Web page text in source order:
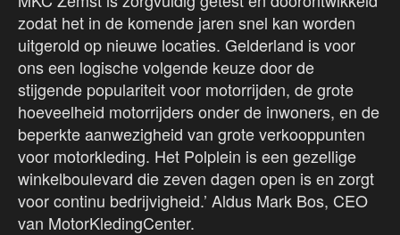
zodat het in de komende jaren snel kan worden
uitgerold op nieuwe locaties. Gelderland is voor
ons een logische volgende keuze door de
stijgende populariteit voor motorrijden, de grote
hoeveelheid motorrijders onder de inwoners, en de
beperkte aanwezigheid van grote verkooppunten
voor motorkleding. Het Polplein is een gezellige
winkelboulevard die zeven dagen open is en zorgt
voor continu bedrijvigheid.’ Aldus Mark Bos, CEO
van MotorKledingCenter.